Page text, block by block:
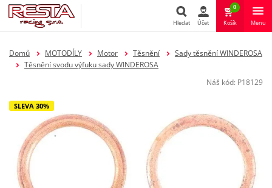
Hledat
Hledat Účet
0
Košík Menu
Domů MOTODÍLY Motor Těsnění
Sady těsnění WINDEROSA
Těsnění svodu výfuku sady WINDEROSA
Náš kód: P18129
SLEVA 30%